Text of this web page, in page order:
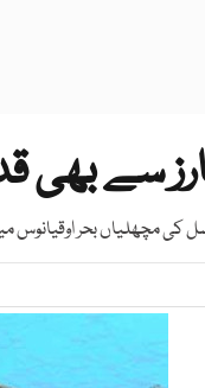
سے
کی مچھلیاں بحر اوقیانوس